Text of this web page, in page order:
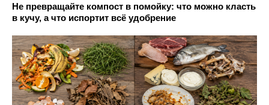
Не превращайте компост в помойку: что можно класть
в кучу, а что испортит всё удобрение